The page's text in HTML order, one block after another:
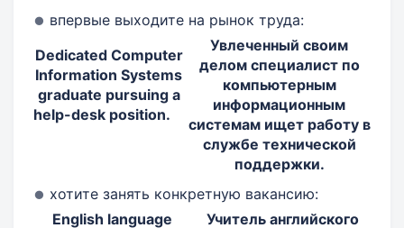
впервые выходите на рынок труда:
Dedicated Computer
Information Systems
graduate pursuing a
help-desk position.
Увлеченный своим
делом специалист по
компьютерным
информационным
системам ищет работу в
службе технической
поддержки.
хотите занять конкретную вакансию:
English language
Учитель английского